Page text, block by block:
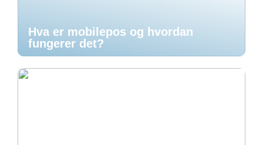
Hva er mobilepos og hvordan
fungerer det?